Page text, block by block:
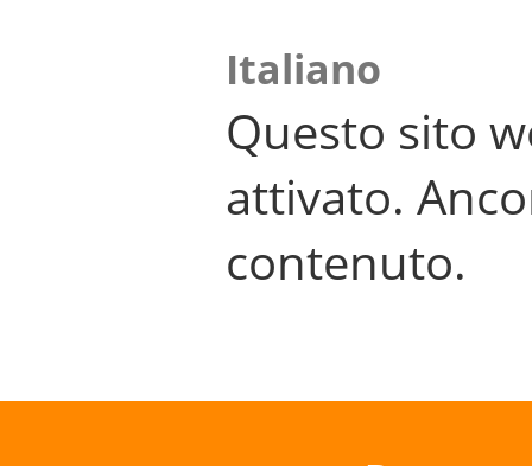
Italiano
Questo sito
attivato.
contenuto.